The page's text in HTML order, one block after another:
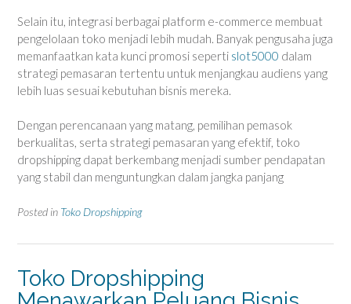
Selain itu, integrasi berbagai platform e-commerce membuat
pengelolaan toko menjadi lebih mudah. Banyak pengusaha juga
memanfaatkan kata kunci promosi seperti slot5000 dalam
strategi pemasaran tertentu untuk menjangkau audiens yang
lebih luas sesuai kebutuhan bisnis mereka.
Dengan perencanaan yang matang, pemilihan pemasok
berkualitas, serta strategi pemasaran yang efektif, toko
dropshipping dapat berkembang menjadi sumber pendapatan
yang stabil dan menguntungkan dalam jangka panjang
Posted in Toko Dropshipping
Toko Dropshipping